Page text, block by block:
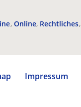
Online Rechtliches
Impressum